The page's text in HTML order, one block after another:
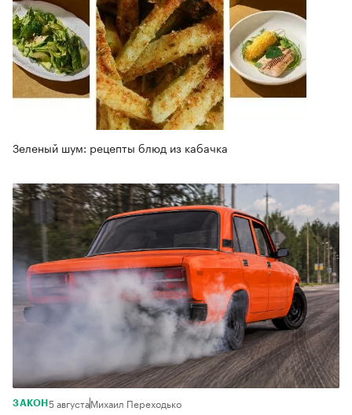
Зеленый шум: рецепты блюд из кабачка
ЗАКОН 5 августаМихаил Переходько